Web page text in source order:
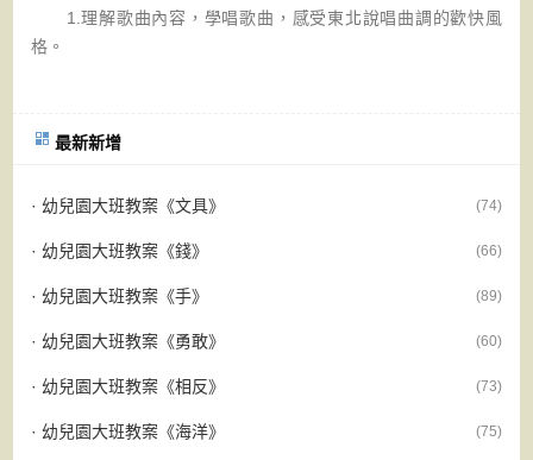
1.理解歌曲內容，學唱歌曲，感受東北說唱曲調的歡快風
格。
最新新增
· 幼兒園大班教案《文具》 (74)
· 幼兒園大班教案《錢》 (66)
· 幼兒園大班教案《手》 (89)
· 幼兒園大班教案《勇敢》 (60)
· 幼兒園大班教案《相反》 (73)
· 幼兒園大班教案《海洋》 (75)